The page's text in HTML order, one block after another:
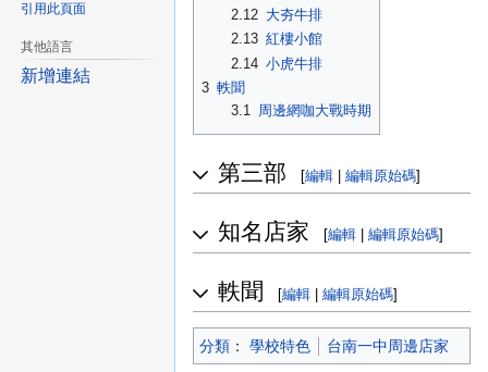
2.12 大夯牛排
2.13 紅樓小館
2.14 小虎牛排
3 軼聞
3.1
周邊網咖大戰時期
第三部 [編輯 編輯原始碼]
知名店家 [編輯 編輯原始碼]
軼聞 [編輯 | 編輯原始碼]
分類 ：​ 學校特色 台南一中周邊店家
引用此頁面
其他語言
新增連結